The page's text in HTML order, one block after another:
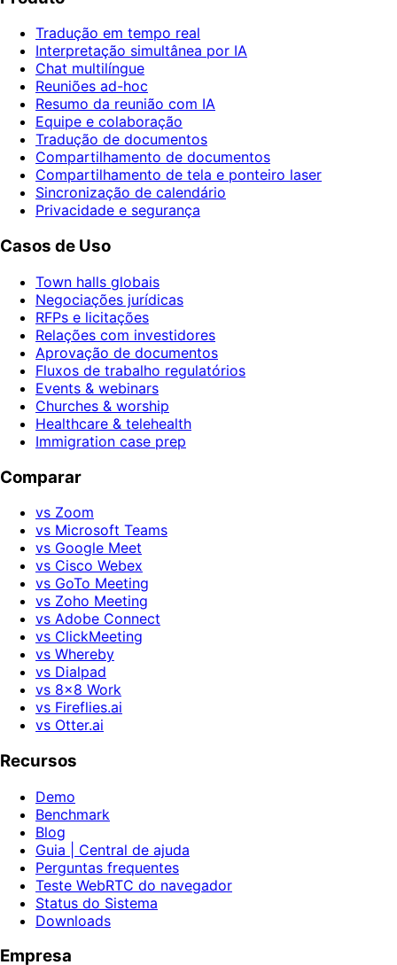
Tradução em tempo real
Interpretação simultânea por IA
Chat multilíngue
Reuniões ad-hoc
Resumo da reunião com IA
Equipe e colaboração
Tradução de documentos
Compartilhamento de documentos
Compartilhamento de tela e ponteiro laser
Sincronização de calendário
Privacidade e segurança
Casos de Uso
Town halls globais
Negociações jurídicas
RFPs e licitações
Relações com investidores
Aprovação de documentos
Fluxos de trabalho regulatórios
Events & webinars
Churches & worship
Healthcare & telehealth
Immigration case prep
Comparar
vs Zoom
vs Microsoft Teams
vs Google Meet
vs Cisco Webex
vs GoTo Meeting
vs Zoho Meeting
vs Adobe Connect
vs ClickMeeting
vs Whereby
vs Dialpad
vs 8x8 Work
vs Fireflies.ai
vs Otter.ai
Recursos
Demo
Benchmark
Blog
Guia | Central de ajuda
Perguntas frequentes
Teste WebRTC do navegador
Status do Sistema
Downloads
Empresa